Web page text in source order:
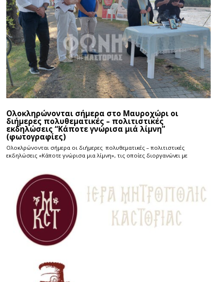
Ολοκληρώνονται σήμερα στο Μαυροχώρι οι
διήμερες πολυθεματικές – πολιτιστικές
εκδηλώσεις “Κάποτε γνώρισα μιά λίμνη”
(φωτογραφίες)
Ολοκλρώνονται σήμερα οι διήμερες πολυθεματικές – πολιτιστικές
εκδηλώσεις «Κάποτε γνώρισα μια λίμνη», τις οποίες διοργανώνει με